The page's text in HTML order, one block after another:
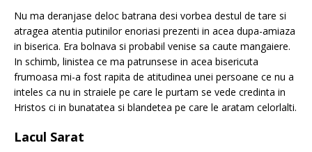
Nu ma deranjase deloc batrana desi vorbea destul de tare si
atragea atentia putinilor enoriasi prezenti in acea dupa-amiaza
in biserica. Era bolnava si probabil venise sa caute mangaiere.
In schimb, linistea ce ma patrunsese in acea bisericuta
frumoasa mi-a fost rapita de atitudinea unei persoane ce nu a
inteles ca nu in straiele pe care le purtam se vede credinta in
Hristos ci in bunatatea si blandetea pe care le aratam celorlalti.
Lacul Sarat